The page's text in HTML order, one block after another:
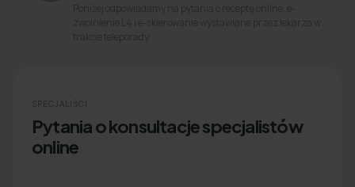
Poniżej odpowiadamy na pytania o receptę online, e-
zwolnienie L4 i e-skierowanie wystawiane przez lekarza w
trakcie teleporady.
SPECJALIŚCI
Pytania o konsultacje specjalistów
online